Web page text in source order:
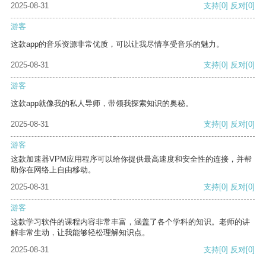
2025-08-31 支持[0] 反对[0]
游客
这款app的音乐资源非常优质，可以让我尽情享受音乐的魅力。
2025-08-31 支持[0] 反对[0]
游客
这款app就像我的私人导师，带领我探索知识的奥秘。
2025-08-31 支持[0] 反对[0]
游客
这款加速器VPM应用程序可以给你提供最高速度和安全性的连接，并帮
助你在网络上自由移动。
2025-08-31
支持[0] 反对[0]
游客
这款学习软件的课程内容非常丰富，涵盖了各个学科的知识。老师的讲
解非常生动，让我能够轻松理解知识点。
2025-08-31
支持[0] 反对[0]